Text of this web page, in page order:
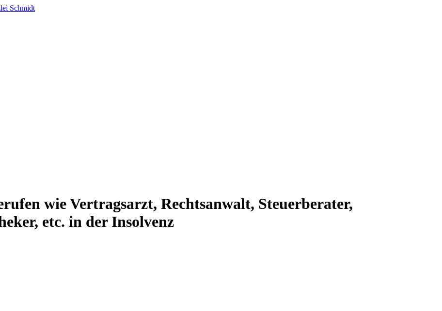
wie Vertragsarzt, Rechtsanwalt, Steuerberater,
etc. in der Insolvenz